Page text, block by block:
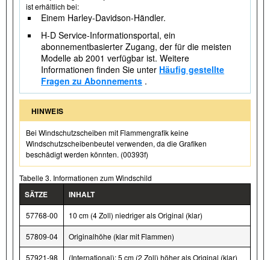
ist erhältlich bei:
Einem Harley-Davidson-Händler.
H-D Service-Informationsportal, ein
abonnementbasierter Zugang, der für die meisten
Modelle ab 2001 verfügbar ist. Weitere
Informationen finden Sie unter Häufig gestellte
Fragen zu Abonnements .
HINWEIS
Bei Windschutzscheiben mit Flammengrafik keine
Windschutzscheibenbeutel verwenden, da die Grafiken
beschädigt werden könnten. (00393f)
Tabelle 3. Informationen zum Windschild
SÄTZE INHALT
57768-00 10 cm (4 Zoll) niedriger als Original (klar)
57809-04 Originalhöhe (klar mit Flammen)
57921-98 (International): 5 cm (2 Zoll) höher als Original (klar)